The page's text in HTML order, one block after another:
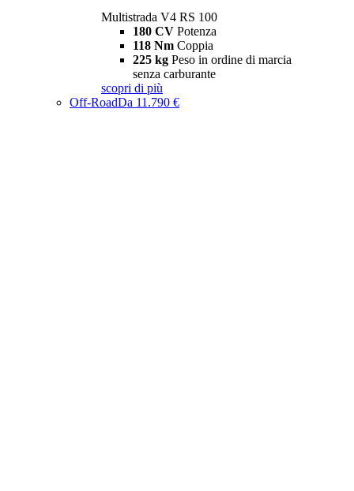
Multistrada V4 RS 100
180 CV Potenza
118 Nm Coppia
225 kg Peso in ordine di marcia
senza carburante
scopri di più
Off-RoadDa 11.790 €